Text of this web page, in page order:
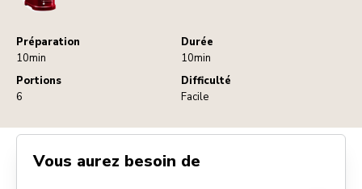
Préparation
10min
Durée
10min
Portions
6
Difficulté
Facile
Vous aurez besoin de